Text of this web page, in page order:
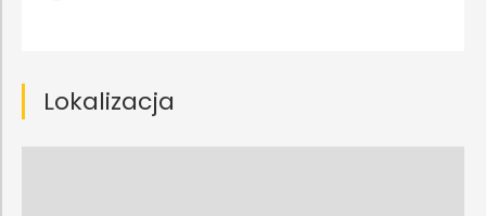
Lokalizacja